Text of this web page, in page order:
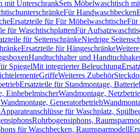
mit UnterschrankSets Möbelwaschtisch
Für Handwaschbecken
Ersatzteile für Für MöbelwaschtischeFür
für WaschtischplattenFür
für SeitenschränkeNiedrige
Ersatzteile für Hängeschränke
Handtuchhalter und
SpiegelMit integrierter Beleuchtung
GriffeWeiteres Zubehör
Ersatzteile für Standmontage,
EinhebelmischerWandmontage,
Generatorbetrieb
Apparateanschlüsse für Waschplatz,
Rohrbogensiphons,
für Waschbecken, Raumsparmodell